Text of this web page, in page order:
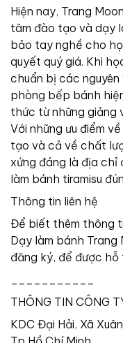
Hiện nay, Trang
tâm đào tạo và dạy
bảo tay nghề cho
quyết quý giá. Khi
chuẩn bị các
phòng bếp bánh
thức từ những giảng
Với những ưu điểm
tạo và cả về chất
xứng đáng là địa chỉ
làm bánh tiramisu
Thông tin liên hệ
Để biết thêm thông
Dạy làm bánh Trang
đăng ký, để được hỗ
THÔNG TIN CÔNG
KDC Đại Hải, Xã